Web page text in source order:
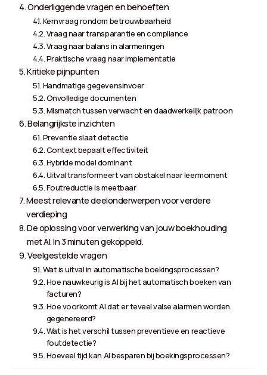
Onderliggende vragen en behoeften
Kernvraag rondom betrouwbaarheid
Vraag naar transparantie en compliance
Vraag naar balans in alarmeringen
Praktische vraag naar implementatie
Kritieke pijnpunten
Handmatige gegevensinvoer
Onvolledige documenten
Mismatch tussen verwacht en daadwerkelijk patroon
Belangrijkste inzichten
Preventie slaat detectie
Context bepaalt effectiviteit
Hybride model dominant
Uitval transformeert van obstakel naar leermoment
Foutreductie is meetbaar
Meest relevante deelonderwerpen voor verdere
verdieping
De oplossing voor verwerking van jouw boekhouding
met AI. In 3 minuten gekoppeld.
Veelgestelde vragen
Wat is uitval in automatische boekingsprocessen?
Hoe nauwkeurig is AI bij het automatisch boeken van
facturen?
Hoe voorkomt AI dat er teveel valse alarmen worden
gegenereerd?
Wat is het verschil tussen preventieve en reactieve
foutdetectie?
Hoeveel tijd kan AI besparen bij boekingsprocessen?